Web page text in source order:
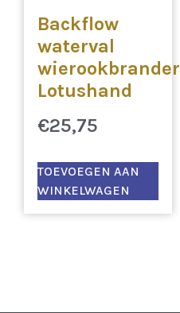
Backflow
waterval
wierookbrander
Lotushand
€25,75
TOEVOEGEN AAN
WINKELWAGEN